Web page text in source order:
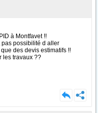
à Montfavet !!
possibilité d aller
des devis estimatifs !!
les travaux ??